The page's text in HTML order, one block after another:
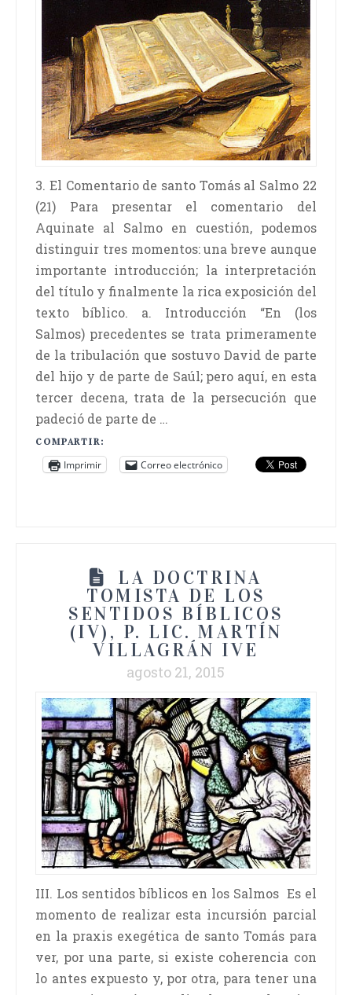
3. El Comentario de santo Tomás al Salmo 22
(21) Para presentar el comentario del
Aquinate al Salmo en cuestión, podemos
distinguir tres momentos: una breve aunque
importante introducción; la interpretación
del título y finalmente la rica exposición del
texto bíblico. a. Introducción “En (los
Salmos) precedentes se trata primeramente
de la tribulación que sostuvo David de parte
del hijo y de parte de Saúl; pero aquí, en esta
tercer decena, trata de la persecución que
padeció de parte de …
COMPARTIR:
Imprimir Correo electrónico
LA DOCTRINA
TOMISTA DE LOS
SENTIDOS BÍBLICOS
(IV), P. LIC. MARTÍN
VILLAGRÁN IVE
agosto 21, 2015
III. Los sentidos bíblicos en los Salmos Es el
momento de realizar esta incursión parcial
en la praxis exegética de santo Tomás para
ver, por una parte, si existe coherencia con
lo antes expuesto y, por otra, para tener una